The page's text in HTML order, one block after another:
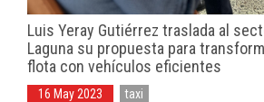
Luis Yeray Gutiérrez traslada al
Laguna su propuesta para
flota con vehículos eficientes
16 May 2023 taxi